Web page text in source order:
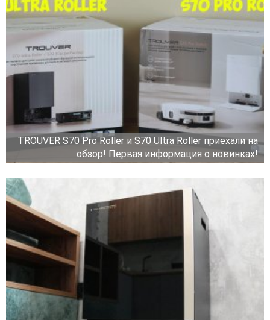
TROUVER S70 Pro Roller и S70 Ultra Roller приехали на
обзор! Первая информация о новинках!